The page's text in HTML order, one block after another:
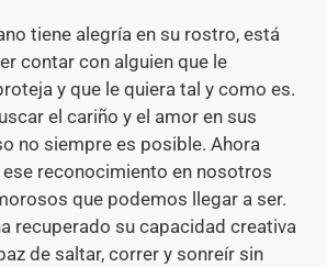
tiene alegría en su rostro, está
contar con alguien que le
y que le quiera tal y como es.
el cariño y el amor en sus
no siempre es posible. Ahora
reconocimiento en nosotros
que podemos llegar a ser.
recuperado su capacidad creativa
de saltar, correr y sonreír sin